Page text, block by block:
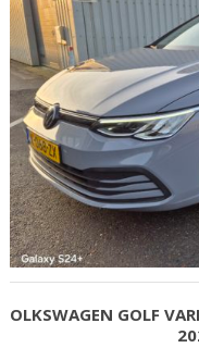
VOLKSWAGEN GOLF